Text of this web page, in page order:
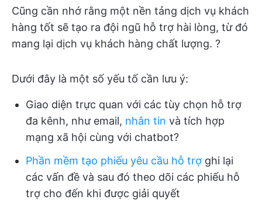
Cũng cần nhớ rằng một nền tảng dịch vụ khách
hàng tốt sẽ tạo ra đội ngũ hỗ trợ hài lòng, từ đó
mang lại dịch vụ khách hàng chất lượng. ?
Dưới đây là một số yếu tố cần lưu ý:
Giao diện trực quan với các tùy chọn hỗ trợ
đa kênh, như email, nhắn tin và tích hợp
mạng xã hội cùng với chatbot?
Phần mềm tạo phiếu yêu cầu hỗ trợ ghi lại
các vấn đề và sau đó theo dõi các phiếu hỗ
trợ cho đến khi được giải quyết